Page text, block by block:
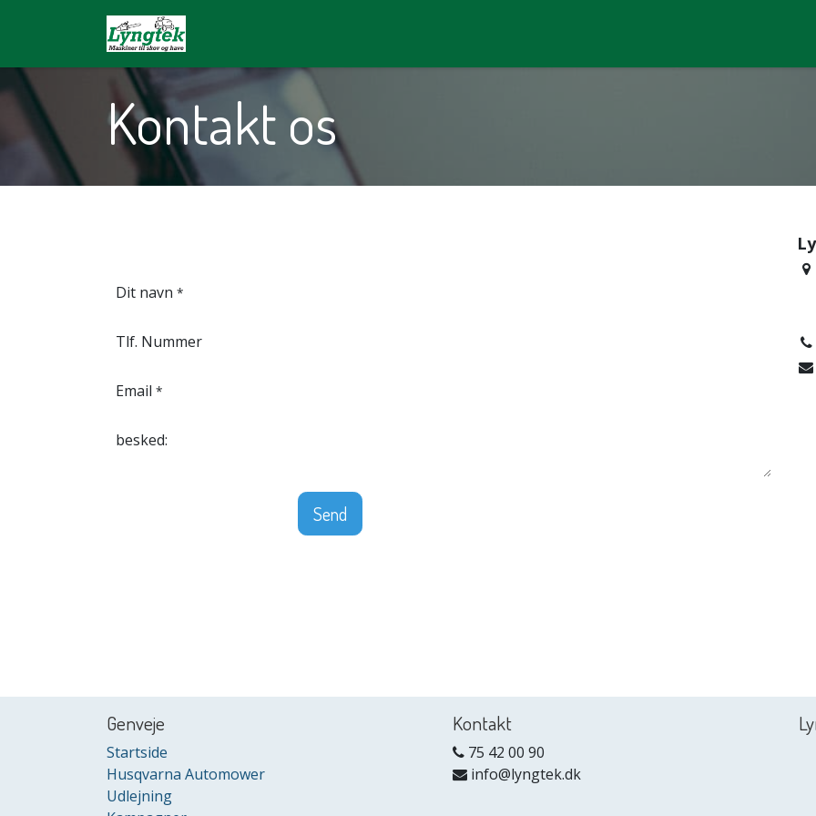
Kontakt os
Dit navn *
Tlf. Nummer
Email *
besked:
Send
Genveje
Startside
Husqvarna Automower
Udlejning
Kontakt
75 42 00 90
info@lyngtek.dk